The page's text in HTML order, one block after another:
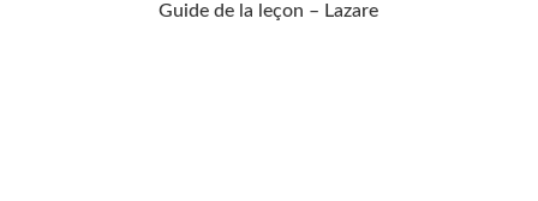
Guide de la leçon – Lazare